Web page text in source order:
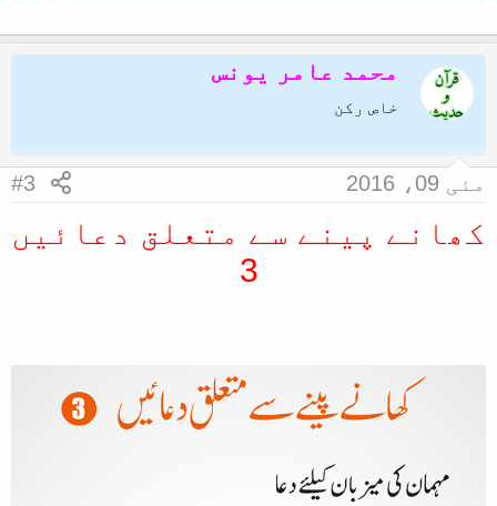
محمد عامر یونس
خاص رکن
مئی 09، 2016 #3
کھانے پینے سے متعلق دعائیں
3